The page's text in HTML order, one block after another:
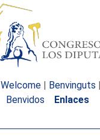
Welcome | Benvinguts |
Benvidos
Enlaces